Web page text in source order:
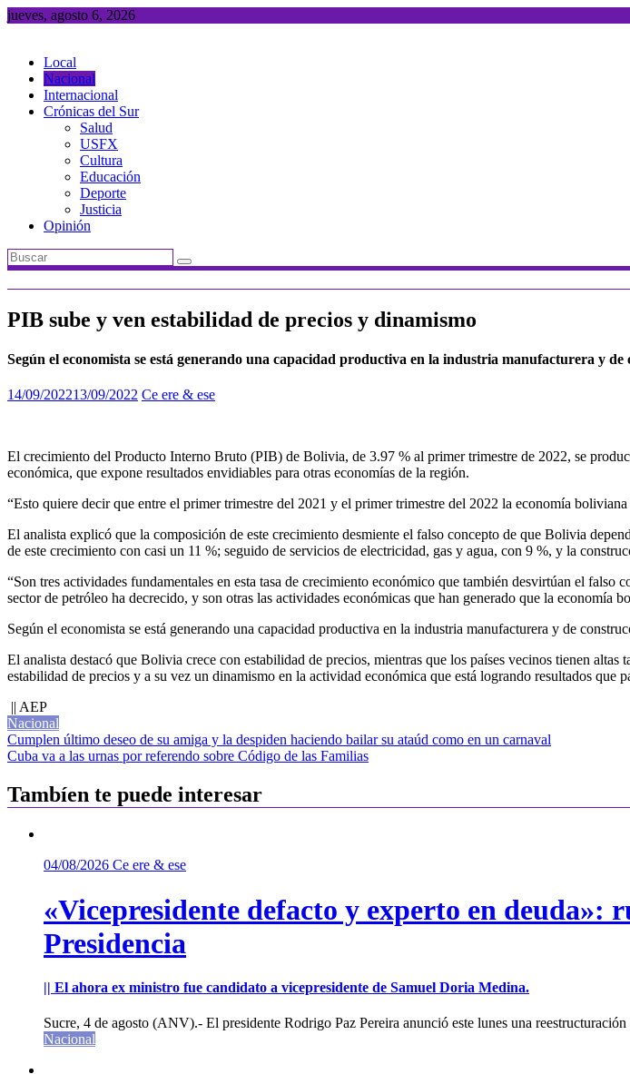
Saltar
jueves, agosto 6, 2026
Local
Nacional
Internacional
Crónicas del Sur
Salud
USFX
Cultura
Educación
Deporte
Justicia
Opinión
PIB sube y ven estabilidad de precios y dinamismo
Según el economista se está generando una capacidad productiva en la industria manufacturera y de
14/09/202213/09/2022 Ce ere & ese
El crecimiento del Producto Interno Bruto (PIB) de Bolivia, de 3.97 % al primer trimestre de 2022, se
económica, que expone resultados envidiables para otras economías de la región.
“Esto quiere decir que entre el primer trimestre del 2021 y el primer trimestre del 2022 la economía
El analista explicó que la composición de este crecimiento desmiente el falso concepto de que Bolivia
de este crecimiento con casi un 11 %; seguido de servicios de electricidad, gas y agua, con 9 %, y la
“Son tres actividades fundamentales en esta tasa de crecimiento económico que también desvirtúan el
sector de petróleo ha decrecido, y son otras las actividades económicas que han generado que la economía
Según el economista se está generando una capacidad productiva en la industria manufacturera y de
El analista destacó que Bolivia crece con estabilidad de precios, mientras que los países vecinos tienen
estabilidad de precios y a su vez un dinamismo en la actividad económica que está logrando resultados que
|| AEP
Nacional
Navegación
de
entradas
Cumplen último deseo de su amiga y la despiden haciendo bailar su ataúd como en un carnaval
Cuba va a las urnas por referendo sobre Código de las Familias
Tambíen te puede interesar
04/08/2026 Ce ere & ese
«Vicepresidente defacto y experto en deuda»:
Presidencia
|| El ahora ex ministro fue candidato a vicepresidente de Samuel Doria Medina.
Sucre, 4 de agosto (ANV).- El presidente Rodrigo Paz Pereira anunció este lunes una reestructuración
Nacional